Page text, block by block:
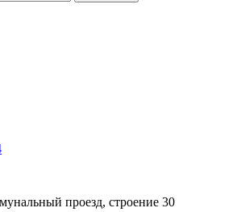
проезд, строение 30